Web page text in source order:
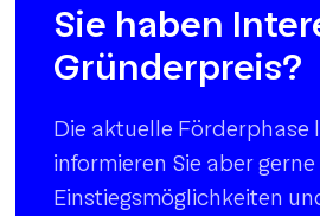
Sie haben
Gründerpreis?
Die aktuelle Förderphase
informieren Sie aber
Einstiegsmöglichkeiten